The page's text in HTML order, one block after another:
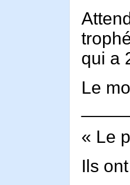
qui a
Le
« Le
Ils